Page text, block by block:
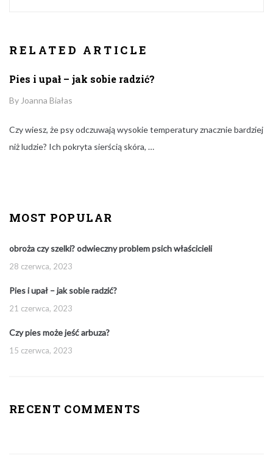
RELATED ARTICLE
Pies i upał – jak sobie radzić?
By Author
Joanna Białas
Czy wiesz, że psy odczuwają wysokie temperatury znacznie bardziej
niż ludzie? Ich pokryta sierścią skóra, …
MOST POPULAR
obroża czy szelki? odwieczny problem psich właścicieli
28 czerwca, 2023
Pies i upał – jak sobie radzić?
21 czerwca, 2023
Czy pies może jeść arbuza?
15 czerwca, 2023
RECENT COMMENTS